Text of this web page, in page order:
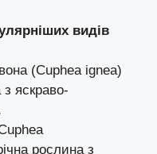
видів
(Cuphea ignea)
яскраво-
рослина з